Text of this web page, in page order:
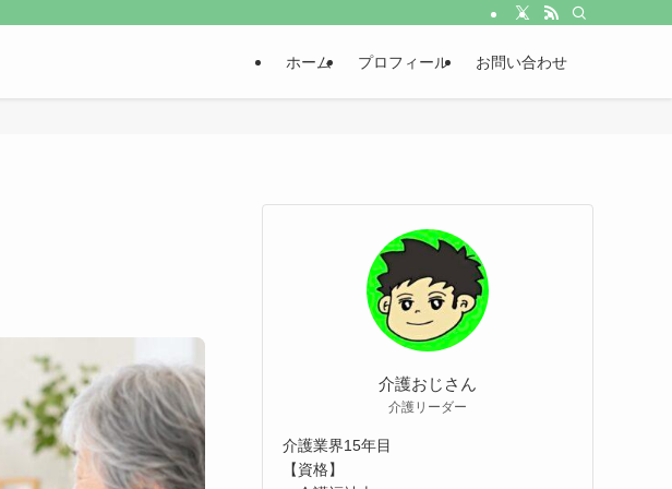
ホーム プロフィール お問い合わせ
介護おじさん
介護リーダー
介護業界15年目
【資格】